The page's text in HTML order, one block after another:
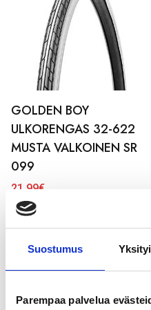
Suostumus
Parempaa palvelua
GOLDEN BOY
ULKORENGAS 32-622
MUSTA VALKOINEN SR
099
21,99€